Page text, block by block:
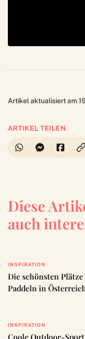
Artikel aktualisiert am
ARTIKEL TEILEN
Diese
auch
INSPIRATION
Die schönsten
Paddeln in
INSPIRATION
Coole Outdoor-